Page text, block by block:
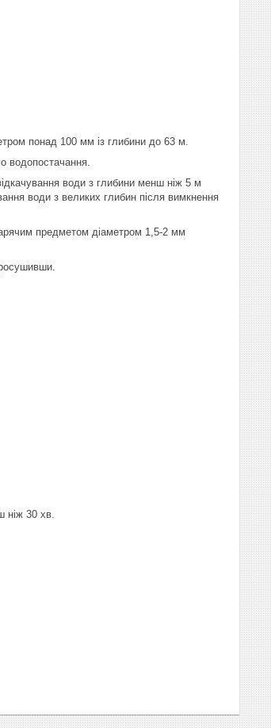
понад 100 мм із глибини до 63 м.
водопостачання.
води з глибини менш ніж 5 м
води з великих глибин після вимкнення
предметом діаметром 1,5-2 мм
ніж 30 хв.